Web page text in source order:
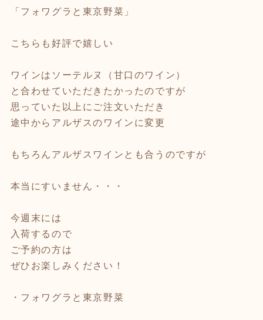
「フォワグラと東京野菜」
こちらも好評で嬉しい
ワインはソーテルヌ（甘口のワイン）
と合わせていただきたかったのですが
思っていた以上にご注文いただき
途中からアルザスのワインに変更
もちろんアルザスワインとも合うのですが
本当にすいません・・・
今週末には
入荷するので
ご予約の方は
ぜひお楽しみください！
・フォワグラと東京野菜